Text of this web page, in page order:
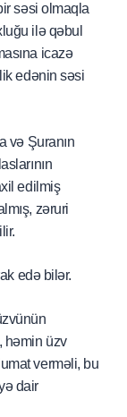
səsi olmaqla
ilə qəbul
icazə
edənin səsi
və Şuranın
edilmiş
zəruri
edə bilər.
həmin üzv
verməli, bu
dair